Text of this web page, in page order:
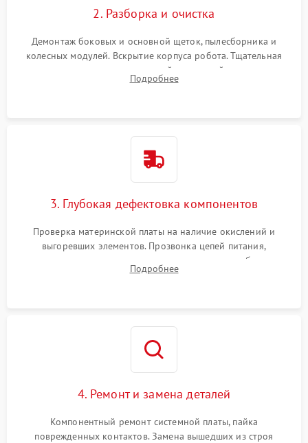
2. Разборка и очистка
Демонтаж боковых и основной щеток, пылесборника и
колесных модулей. Вскрытие корпуса робота. Тщательная
очистка внутренних полостей, шестерней и плат от
скопившейся пыли, волос и шерсти животных с
Подробнее
3. Глубокая дефектовка компонентов
Проверка материнской платы на наличие окислений и
выгоревших элементов. Прозвонка цепей питания,
тестирование приводных моторов колес и турбины
всасывания. Оценка состояния оптических и инфракрасных
Подробнее
4. Ремонт и замена деталей
Компонентный ремонт системной платы, пайка
поврежденных контактов. Замена вышедших из строя